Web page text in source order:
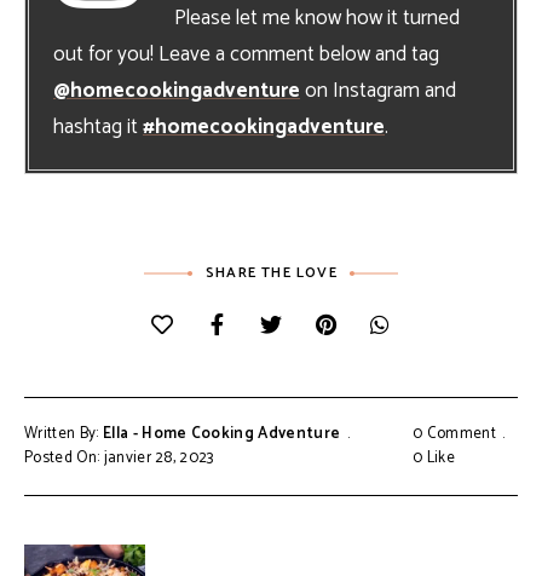
Please let me know how it turned
out for you! Leave a comment below and tag
@homecookingadventureon Instagram and
hashtag it#homecookingadventure.
SHARE THE LOVE
Written By: Ella - Home Cooking Adventure
Posted On: janvier 28, 2023
0 Comment
0Like
Navigation